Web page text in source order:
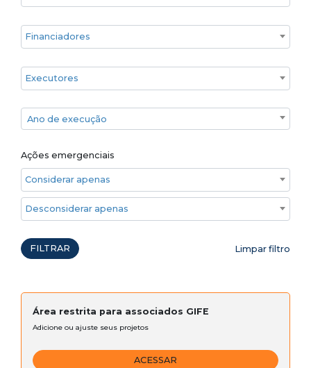
Financiadores
Executores
Ano de execução
Ano de execução
Ações emergenciais
Considerar apenas ações emergenciais
Desconsiderar apenas ações emergenciais
FILTRAR Limpar filtro
Área restrita para associados GIFE
Adicione ou ajuste seus projetos
ACESSAR